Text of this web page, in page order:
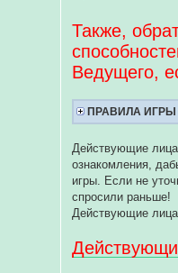
Также,
Ведущего,
ПРАВИЛА ИГРЫ
Действующие
ознакомления,
игры. Если не
спросили раньше!
Действующие